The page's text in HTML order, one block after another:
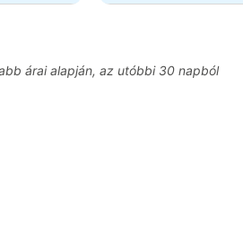
árai alapján, az utóbbi 30 napból